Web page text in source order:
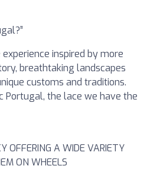
inspired by more
breathtaking landscapes
customs and traditions.
Portugal, the lace we have the
OFFERING A WIDE VARIETY
ON WHEELS